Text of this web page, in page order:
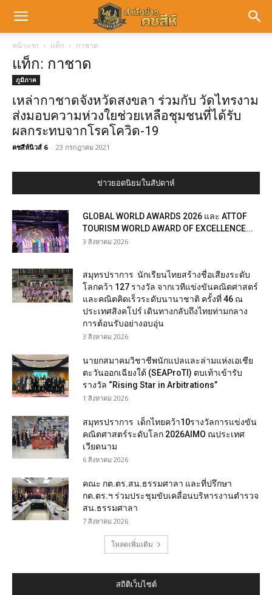
หน้าแรก แท็ก กาชาด
แท็ก: กาชาด
ภูมิภาค
เหล่ากาชาดจังหวัดสงขลา ร่วมกับ วัดไทรงาม
ส่งมอบความห่วงใยช่วยเหลือชุมชนที่ได้รับ
ผลกระทบจากโรคโควิด-19
คชสีห์นิวส์ 6 - 23 กรกฎาคม 2021
ข่าวยอดนิยมในสัปดาห์
GLOBAL WORLD AWARDS 2026 และ ATTOF
TOURISM WORLD AWARD OF EXCELLENCE...
3 สิงหาคม 2026
สมุทรปราการ นักเรียนไทยสร้างชื่อเสียงระดับ
โลกคว้า 127 รางวัล จากเวทีแข่งขันคณิตศาสตร์
และคณิตคิดเร็วระดับนานาชาติ ครั้งที่ 46 ณ
ประเทศสิงคโปร์ เดินทางกลับถึงไทยท่ามกลาง
การต้อนรับอย่างอบอุ่น
3 สิงหาคม 2026
นายกสมาคมวิชาชีพนักแปลและล่ามแห่งเอเชีย
ตะวันออกเฉียงใต้ (SEAProTI) ตบเท้าเข้ารับ
รางวัล “Rising Star in Arbitrations”
1 สิงหาคม 2026
สมุทรปราการ เด็กไทยคว้า10รางวัลการแข่งขัน
คณิตศาสตร์ระดับโลก 2026AIMO ณประเทศ
เวียดนาม
6 สิงหาคม 2026
คณะ กต.ตร.สน.ธรรมศาลา และที่ปรึกษา
กต.ตร.ฯ ร่วมประชุมขับเคลื่อนบริหารงานตำรวจ
สน.ธรรมศาลา
7 สิงหาคม 2026
โหลดเพิ่มเติม
สถิติเว็บไซต์